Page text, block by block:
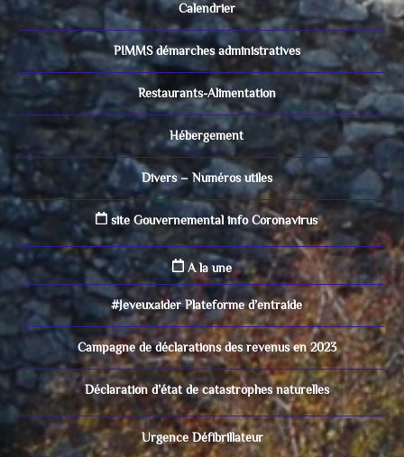
Calendrier
PIMMS démarches administratives
Restaurants-Alimentation
Hébergement
Divers – Numéros utiles
site Gouvernemental info Coronavirus
A la une
#Jeveuxaider Plateforme d’entraide
Campagne de déclarations des revenus en 2023
Déclaration d’état de catastrophes naturelles
Urgence Défibrillateur